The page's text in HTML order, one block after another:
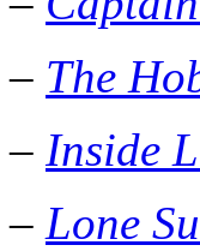
– The
– Inside
– Lone